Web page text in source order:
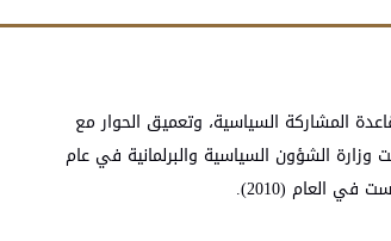
المشاركة السياسية، وتعميق الحوار مع
الشؤون السياسية والبرلمانية في عام